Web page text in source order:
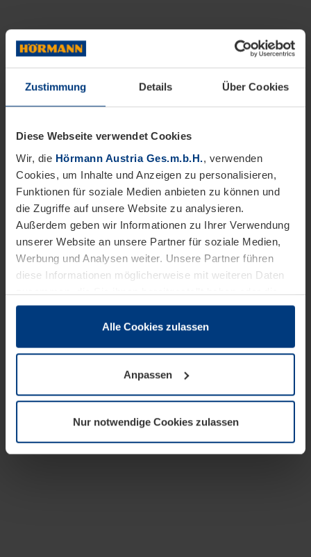
Zustimmung Details Über Cookies
Diese Webseite verwendet Cookies
Wir, die Hörmann Austria Ges.m.b.H., verwenden
Cookies, um Inhalte und Anzeigen zu personalisieren,
Funktionen für soziale Medien anbieten zu können und
die Zugriffe auf unsere Website zu analysieren.
Außerdem geben wir Informationen zu Ihrer Verwendung
unserer Website an unsere Partner für soziale Medien,
Werbung und Analysen weiter. Unsere Partner führen
diese Informationen möglicherweise mit weiteren Daten
zusammen, die Sie ihnen bereitgestellt haben oder die
sie im Rahmen Ihrer Nutzung der Dienste gesammelt
wenn diese für den Betrieb dieser Seite unbedingt
notwendig sind. Für alle anderen Cookie-Typen benötigen
wir Ihre Erlaubnis. Ihre Einwilligung können Sie jederzeit
Datenschutzerklärungunserer Website ändern oder
widerrufen.
Alle Cookies zulassen
Anpassen
Nur notwendige Cookies zulassen